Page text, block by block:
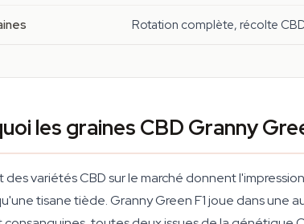
Rotation complète, récolte
les graines CBD Granny
des variétés CBD sur le marché donnent
tisane tiède. Granny Green F1 joue dans une